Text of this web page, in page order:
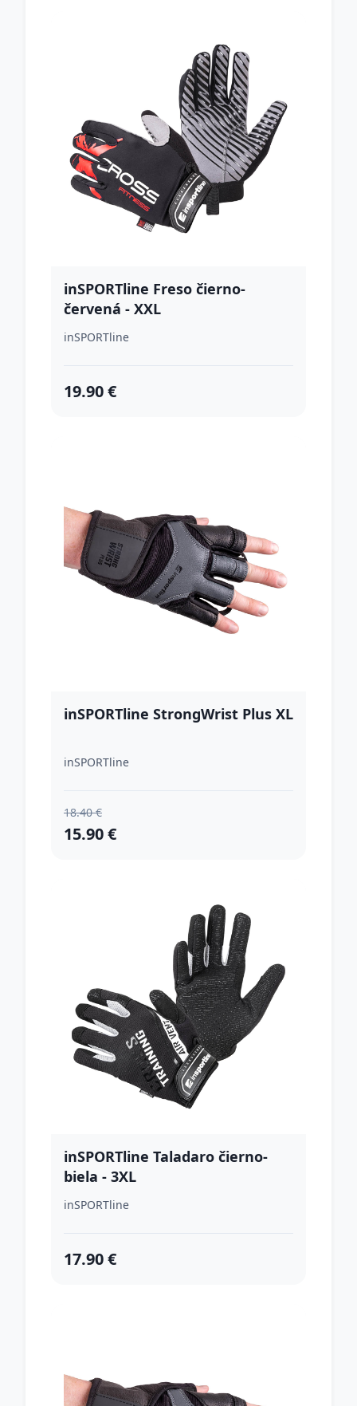
inSPORTline Freso čierno-
červená - XXL
inSPORTline
19.90 €
inSPORTline StrongWrist Plus XL
inSPORTline
18.40 €
15.90 €
inSPORTline Taladaro čierno-
biela - 3XL
inSPORTline
17.90 €